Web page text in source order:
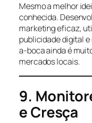
Mesmo a melhor
conhecida.
marketing eficaz,
publicidade digital
a-boca ainda é
mercados locais.
9.
e Cresça